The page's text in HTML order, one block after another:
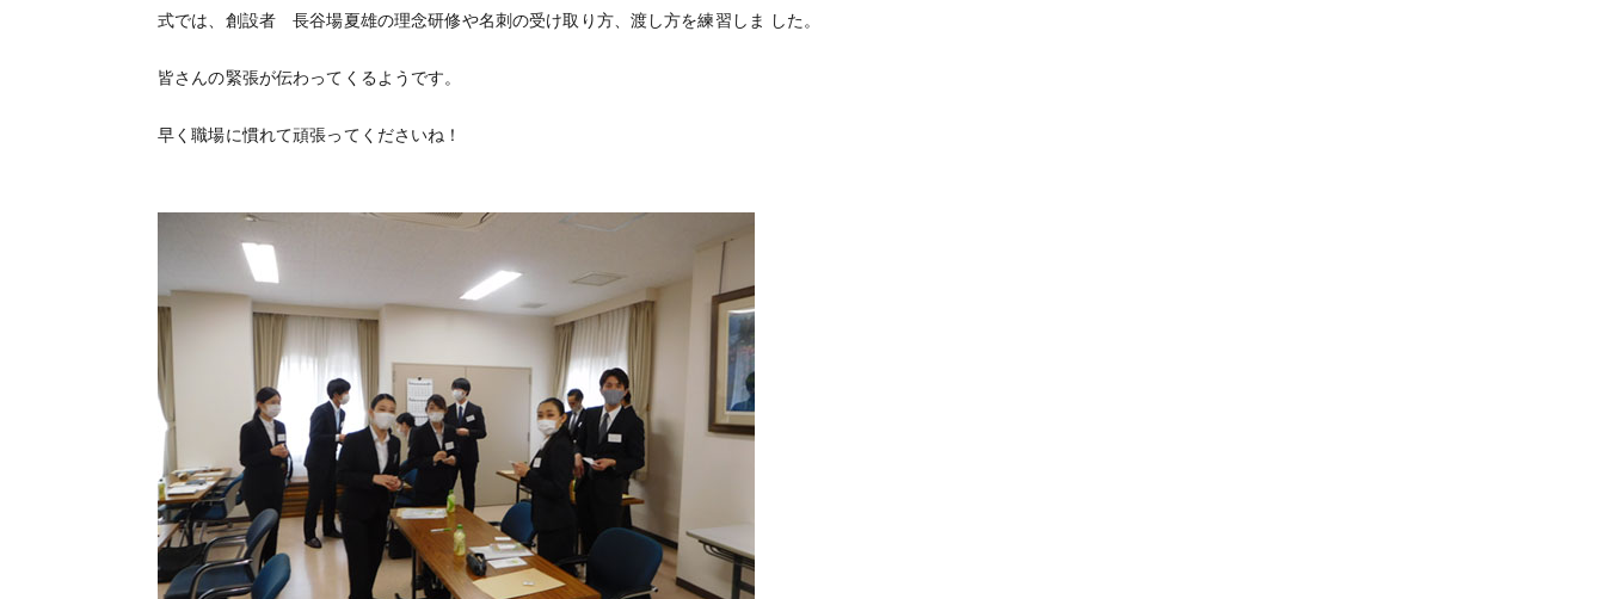
式では、創設者 長谷場夏雄の理念研修や名刺の受け取り方、渡し方を練習しま した。
皆さんの緊張が伝わってくるようです。
早く職場に慣れて頑張ってくださいね！